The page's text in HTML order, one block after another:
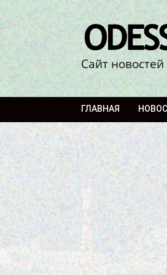
Сайт
ГЛАВНАЯ